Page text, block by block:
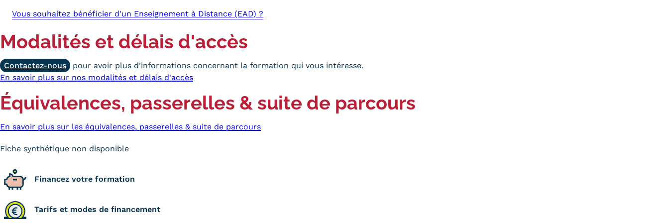
Vous souhaitez bénéficier d'un Enseignement à Distance (EAD) ?
Modalités et délais d'accès
Contactez-nous
pour avoir plus d'informations concernant la formation qui vous intéresse.
En savoir plus sur nos modalités et délais d'accès
Équivalences, passerelles & suite de parcours
En savoir plus sur les équivalences, passerelles & suite de parcours
Fiche synthétique non disponible
Financez votre formation
Tarifs et modes de financement